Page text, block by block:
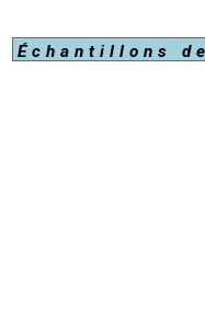
Échantillons